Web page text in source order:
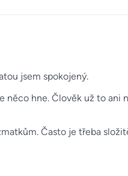
jsem spokojený.
něco hne. Člověk už to ani
Často je třeba